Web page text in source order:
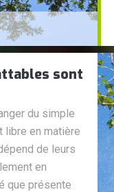
sont
du simple
libre en matière
de leurs
en
que présente